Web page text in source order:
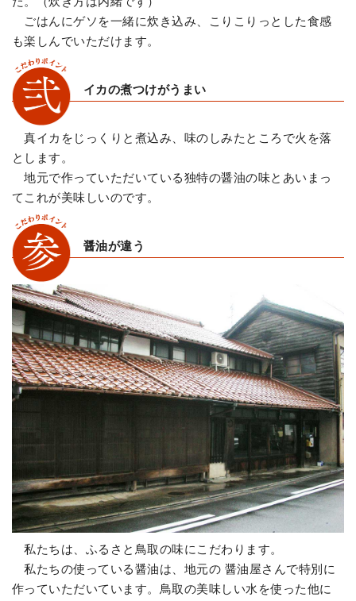
ごはんにゲソを一緒に炊き込み、こりこりっとした食感
も楽しんでいただけます。
イカの煮つけがうまい
真イカをじっくりと煮込み、味のしみたところで火を落
とします。
地元で作っていただいている独特の醤油の味とあいまっ
てこれが美味しいのです。
醤油が違う
私たちは、ふるさと鳥取の味にこだわります。
私たちの使っている醤油は、地元の 醤油屋さんで特別に
作っていただいています。鳥取の美味しい水を使った他に